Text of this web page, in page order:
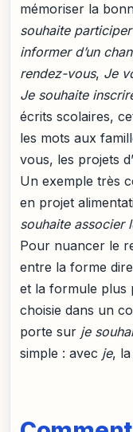
mémoriser la
souhaite
informer d’un
rendez-vous, Je
Je souhaite
écrits scolaires,
les mots aux
vous, les projets
Un exemple très
en projet
souhaite associer
Pour nuancer le
entre la forme
et la formule plus
choisie dans un
porte sur je
simple : avec je,